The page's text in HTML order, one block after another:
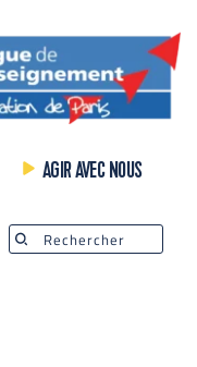
AGIR AVEC NOUS
Rechercher